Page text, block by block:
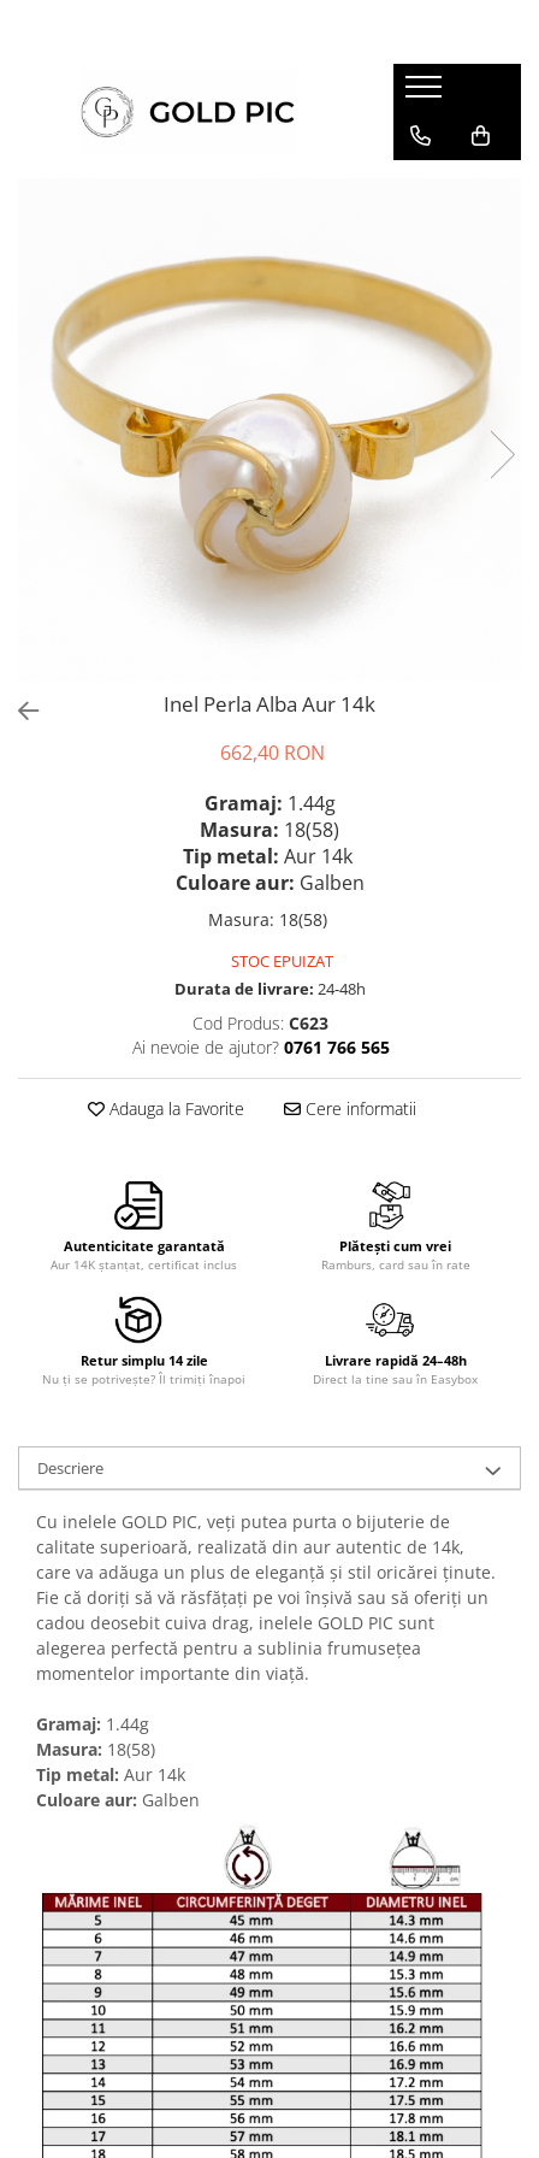
Inel Perla Alba Aur 14k
662,40 RON
Gramaj: 1.44g
Masura: 18(58)
Tip metal: Aur 14k
Culoare aur: Galben
Masura: 18(58)
STOC EPUIZAT
Durata de livrare: 24-48h
Cod Produs: C623
Ai nevoie de ajutor? 0761 766 565
Adauga la Favorite Cere informatii
Autenticitate garantată
Aur 14K ștanțat, certificat inclus
Plătești cum vrei
Ramburs, card sau în rate
Retur simplu 14 zile
Nu ți se potrivește? Îl trimiți înapoi
Livrare rapidă 24–48h
Direct la tine sau în Easybox
Descriere
Cu inelele GOLD PIC, veți putea purta o bijuterie de
calitate superioară, realizată din aur autentic de 14k,
care va adăuga un plus de eleganță și stil oricărei ținute.
Fie că doriți să vă răsfățați pe voi înșivă sau să oferiți un
cadou deosebit cuiva drag, inelele GOLD PIC sunt
alegerea perfectă pentru a sublinia frumusețea
momentelor importante din viață.
Gramaj: 1.44g
Masura: 18(58)
Tip metal: Aur 14k
Culoare aur: Galben